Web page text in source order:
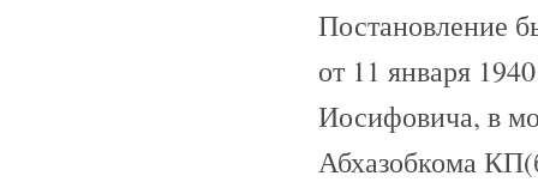
Постановление
от 11 января
Иосифовича, в
Абхазобкома